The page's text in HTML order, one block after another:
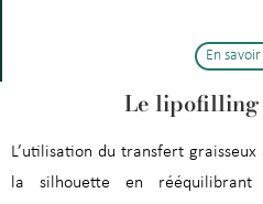
En
Le lipofilling
L’utilisation du transfert
la silhouette en